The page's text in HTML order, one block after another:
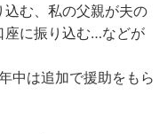
む、私の父親が夫の
座に振り込む…などが
中は追加で援助をもら